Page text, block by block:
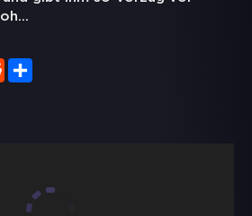
...
Reddit